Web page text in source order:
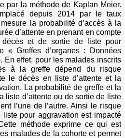
par la méthode de Kaplan Meier.
depuis 2014 par le taux
la probabilité d’accès à la
d’attente en prenant en compte
décès et de sortie de liste pour
« Greffes d’organes : Données
En effet, pour les malades inscrits
à la greffe dépend du risque
le décès en liste d’attente et la
La probabilité de greffe et la
liste d’attente ou de sortie de liste
l’une de l’autre. Ainsi le risque
pour aggravation est impacté
méthode exprime ce qui est
malades de la cohorte et permet